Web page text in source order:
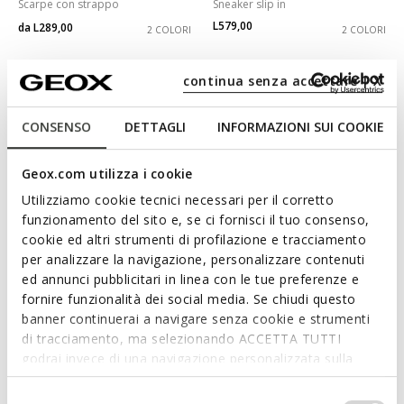
CONSENSO DETTAGLI INFORMAZIONI SUI COOKIE
Geox.com utilizza i cookie
Utilizziamo cookie tecnici necessari per il corretto
funzionamento del sito e, se ci fornisci il tuo consenso,
cookie ed altri strumenti di profilazione e tracciamento
per analizzare la navigazione, personalizzare contenuti
ed annunci pubblicitari in linea con le tue preferenze e
fornire funzionalità dei social media. Se chiudi questo
banner continuerai a navigare senza cookie e strumenti
di tracciamento, ma selezionando ACCETTA TUTTI
godrai invece di una navigazione personalizzata sulla
base dei tuoi gusti ed interessi. Selezionando
IMPOSTAZIONI potrai anche scegliere quali cookies ed
continua senza accettare | X
Scarpe con strappo
daL289,00 2 COLORI
Sneaker slip in
L579,00
2 COLORI
NEW IN
FLEXTRIDEZERO PLUS UOMO
Sneaker slip in
L579,00
2 COLORI
NEW IN
FLEXTRIDE PLUS UOMO
Sneaker slip in
L619,00
4 COLORI